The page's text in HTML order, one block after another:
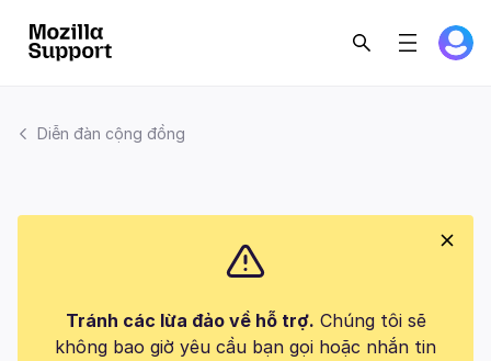
Diễn đàn cộng đồng
Tránh các lừa đảo về hỗ trợ. Chúng tôi sẽ
không bao giờ yêu cầu bạn gọi hoặc nhắn tin